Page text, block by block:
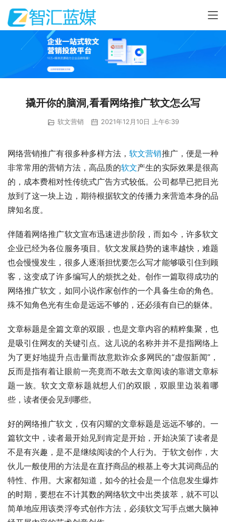
撬开你的脑洞,看看网络推广软文怎么写
软文营销 2021年12月10日 上午6:39
网络营销推广有很多种多样方法，软文营销推广，便是一种
非常常用的营销方法，高品质的软文产生的实际效果是很高
的，成本费相对性传统式广告方式较低。公司都早已把目光
放到了这一块上边，期待根据软文的传播力来营造本身的品
牌知名度。
伴随着网络推广软文宣布迅速进步阶段，而如今，许多软文
企业已经为各位服务项目。软文发展趋势的速率越快，难题
也会慢慢发生，很多人逐渐担忧要怎么写才能够吸引住到顾
客，这变成了许多编写人的烦扰之处。创作一篇取得成功的
网络推广软文，如同小说作家创作的一个具备生命的角色。
殊不知角色光有生命是远远不够的，还必须有自已的躯体。
文章标题是全篇文章的双眼，也是文章内容的精粹集聚，也
是吸引住网友的关键引点。这儿说的名称并并不是指网络上
为了更好地提升点击量而故意欺诈众多网民的“虚假新闻”，
反而是指有着让眼前一亮竟而不敢去文章阅读的靠谱文章标
题一族。软文文章标题就想人们的双眼，双眼里边装着哪
些，读者便会见到哪些。
好的网络推广软文，仅有闪耀的文章标题是远远不够的。一
篇软文中，读者最开始见到肯定是开始，开始决策了读者是
不是有兴趣，是不是继续阅读的个人行为。于软文创作，大
伙儿一般使用的方法是在直抒商品的根基上夸大其词商品的
特性、作用。大家都知道，如今的社会是一个信息发生爆炸
的时期，要想在不计其数的网络软文中出类拔萃，就不可以
简单地应用该类浮夸式创作方法，必须软文写手点燃大脑神